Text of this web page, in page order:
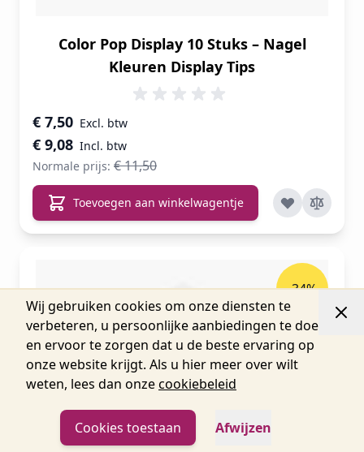
Wij gebruiken cookies om onze diensten te
verbeteren, u persoonlijke aanbiedingen te doen
en ervoor te zorgen dat u de beste ervaring op
onze website krijgt. Als u hier meer over wilt
weten, lees dan onzecookiebeleid
Cookies toestaan Afwijzen
Color Pop Display 10 Stuks – Nagel
Kleuren Display Tips
Speciale prijs
€ 9,08
€ 7,50
Normale prijs: € 11,50
Toevoegen aan winkelwagentje
-34%
Verlaagde
Prijs